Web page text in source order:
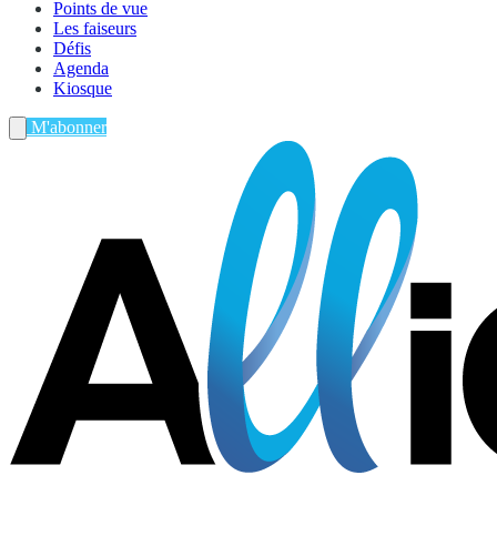
Points de vue
Les faiseurs
Défis
Agenda
Kiosque
M'abonner